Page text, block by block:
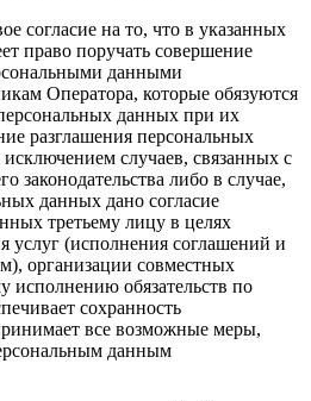
согласие на то, что в указанных
право поручать совершение
данными
Оператора, которые обязуются
данных при их
разглашения персональных
случаев, связанных с
законодательства либо в случае,
данных дано согласие
третьему лицу в целях
услуг (исполнения соглашений и
организации совместных
исполнению обязательств по
сохранность
все возможные меры,
данным